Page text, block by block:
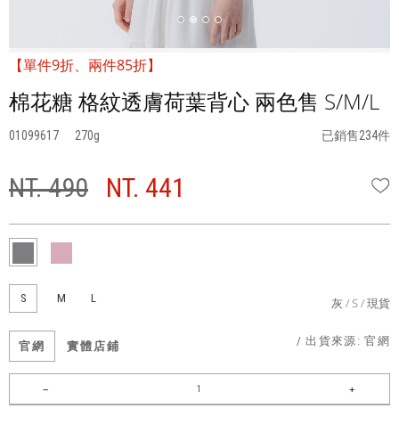
【單件9折、兩件85折】
棉花糖 格紋透膚荷葉背心 兩色售 S/M/L
01099617 270 已銷售234件
NT. 490 NT. 441
S M L 灰 S 現貨
官網 實體店鋪 / 出貨來源:官網